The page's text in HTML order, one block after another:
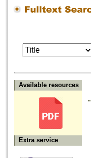
Available resources
Extra service